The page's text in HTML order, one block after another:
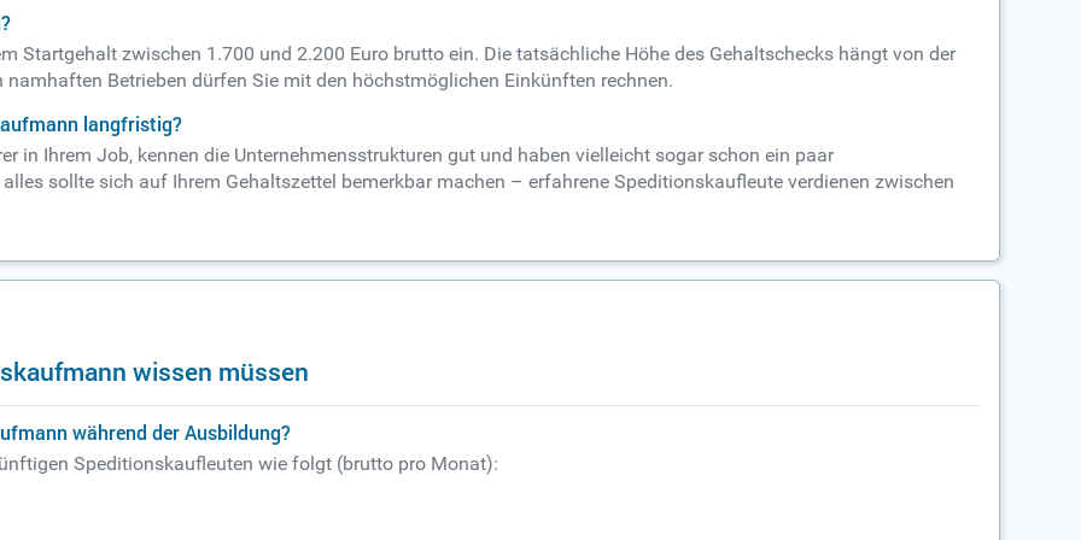
Startgehalt zwischen 1.700 und 2.200 Euro brutto ein. Die tatsächliche Höhe des Gehaltschecks hängt von der
Betrieben dürfen Sie mit den höchstmöglichen Einkünften rechnen.
langfristig?
in Ihrem Job, kennen die Unternehmensstrukturen gut und haben vielleicht sogar schon ein paar
sollte sich auf Ihrem Gehaltszettel bemerkbar machen – erfahrene Speditionskaufleute verdienen zwischen
wissen müssen
während der Ausbildung?
Speditionskaufleuten wie folgt (brutto pro Monat):